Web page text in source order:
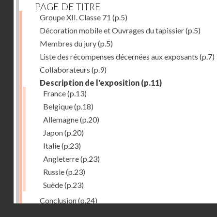
PAGE DE TITRE
Groupe XII. Classe 71 (p.5)
Décoration mobile et Ouvrages du tapissier(p.5)
Membres du jury(p.5)
Liste des récompenses décernées aux exposants (p.7)
Collaborateurs (p.9)
Description de l'exposition (p.11)
France(p.13)
Belgique(p.18)
Allemagne(p.20)
Japon(p.20)
Italie(p.23)
Angleterre(p.23)
Russie(p.23)
Suède(p.23)
Conclusion(p.24)